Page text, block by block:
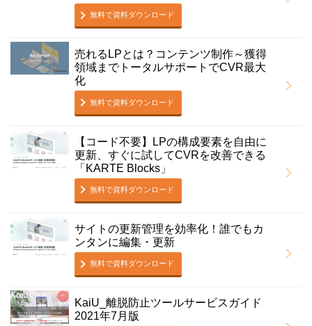
無料で資料ダウンロード
売れるLPとは？コンテンツ制作～獲得
領域までトータルサポートでCVR最大
化
無料で資料ダウンロード
【コード不要】LPの構成要素を自由に
更新、すぐに試してCVRを改善できる
「KARTE Blocks」
無料で資料ダウンロード
サイトの更新管理を効率化！誰でもカ
ンタンに編集・更新
無料で資料ダウンロード
KaiU_離脱防止ツールサービスガイド
2021年7月版